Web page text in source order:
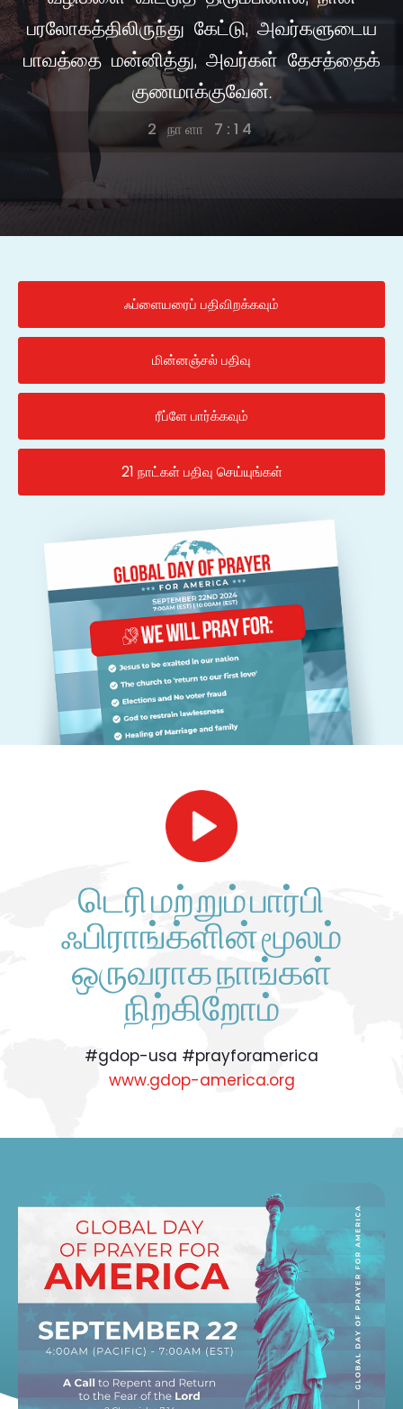
பரலோகத்திலிருந்து கேட்டு, அவர்களுடைய
பாவத்தை மன்னித்து, அவர்கள் தேசத்தைக்
குணமாக்குவேன்.
2 நாளா 7:14
ஃப்ளையரைப் பதிவிறக்கவும்
மின்னஞ்சல் பதிவு
ரீப்ளே பார்க்கவும்
21 நாட்கள் பதிவு செய்யுங்கள்
டெரி மற்றும் பார்பி
ஃபிராங்க்ளின் மூலம்
ஒருவராக நாங்கள்
நிற்கிறோம்
#gdop-usa #prayforamerica
www.gdop-america.org